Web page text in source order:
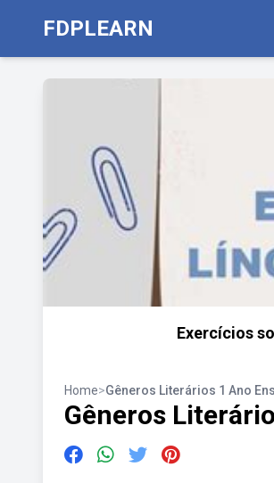
FDPLEARN
Exercícios
Home>Gêneros Literários 1 Ano
Gêneros